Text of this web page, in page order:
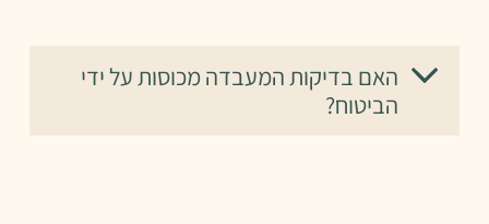
האם בדיקות המעבדה מכוסות על ידי
הביטוח?